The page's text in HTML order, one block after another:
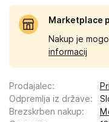
Marketplace
Nakup je
informacij
Prodajalec:
Odpremlja iz države:
Brezskrben nakup: